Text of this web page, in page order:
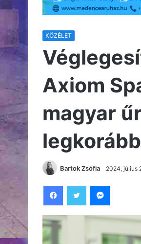
KÖZÉLET
Axiom
magyar
Bartok Zsófia 2024, július